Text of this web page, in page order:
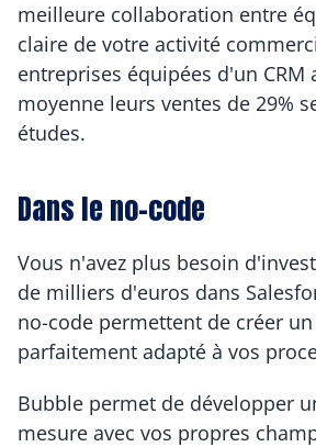
meilleure collaboration entre
claire de votre activité
entreprises équipées d'un CRM
moyenne leurs ventes de 29%
études.
Dans le no-code
Vous n'avez plus besoin
de milliers d'euros dans
no-code permettent de créer un
parfaitement adapté à vos
Bubble permet de développer
mesure avec vos propres